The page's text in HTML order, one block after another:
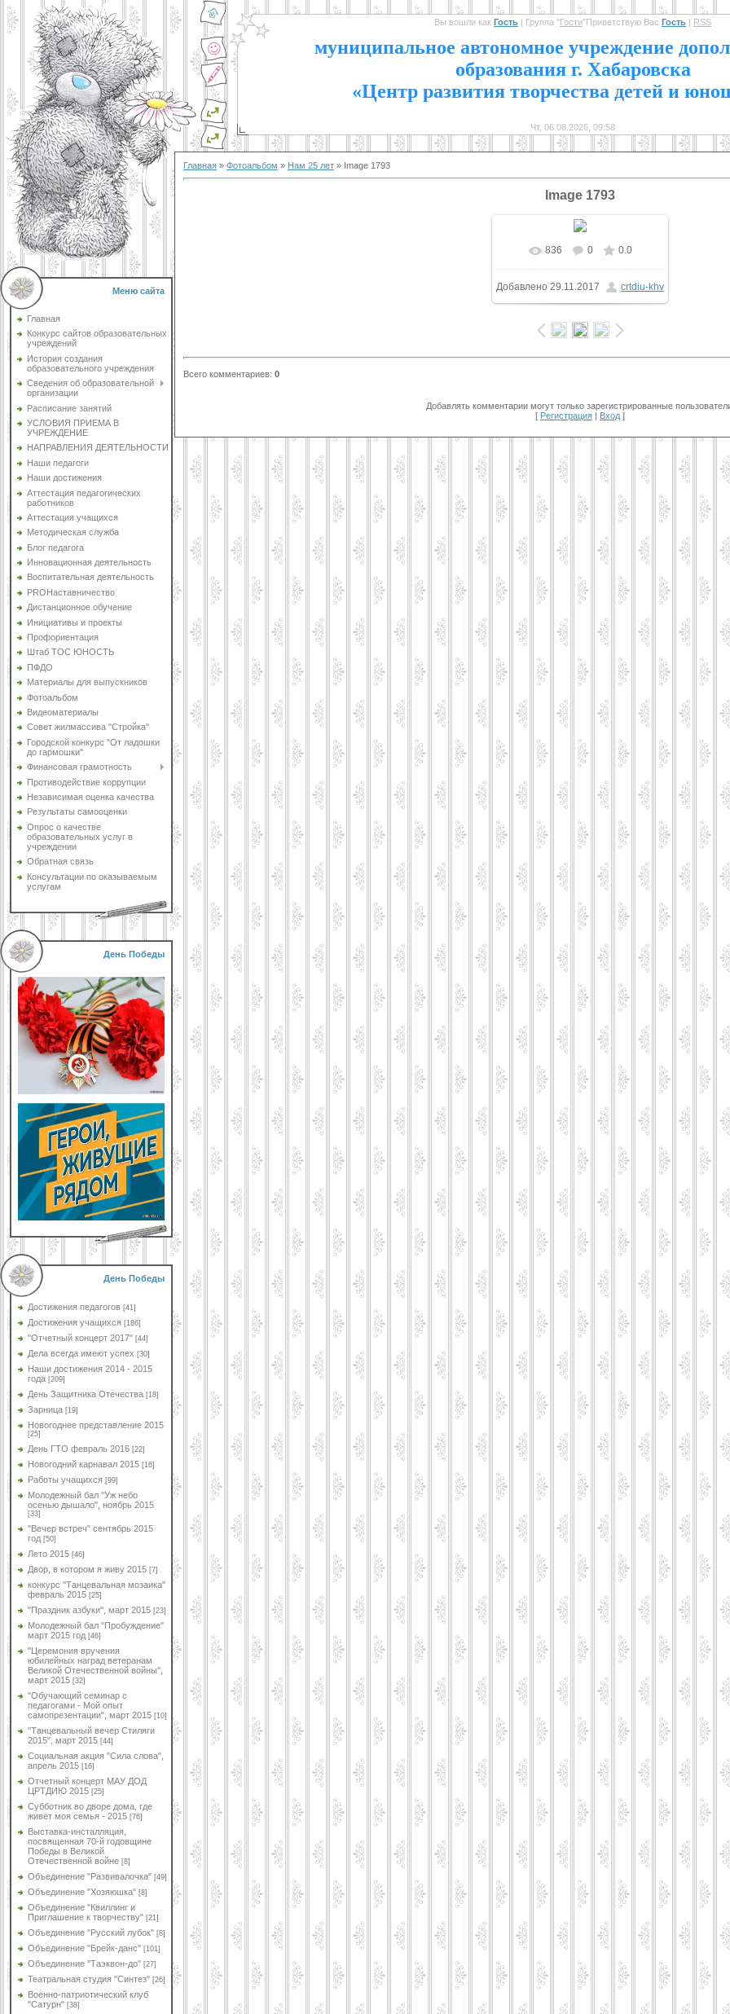
Меню сайта
Главная
Конкурс сайтов образовательных
учреждений
История создания
образовательного учреждения
Сведения об образовательной
организации
Расписание занятий
УСЛОВИЯ ПРИЕМА В
УЧРЕЖДЕНИЕ
НАПРАВЛЕНИЯ ДЕЯТЕЛЬНОСТИ
Наши педагоги
Наши достижения
Аттестация педагогических
работников
Аттестация учащихся
Методическая служба
Блог педагога
Инновационная деятельность
Воспитательная деятельность
PROНаставничество
Дистанционное обучение
Инициативы и проекты
Профориентация
Штаб ТОС ЮНОСТЬ
ПФДО
Материалы для выпускников
Фотоальбом
Видеоматериалы
Совет жилмассива "Стройка"
Городской конкурс "От ладошки
до гармошки"
Финансовая грамотность
Противодействие коррупции
Независимая оценка качества
Результаты самооценки
Опрос о качестве
образовательных услуг в
учреждении
Обратная связь
Консультации по оказываемым
услугам
День Победы
День Победы
Достижения педагогов [41]
Достижения учащихся [186]
"Отчетный концерт 2017" [44]
Дела всегда имеют успех [30]
Наши достижения 2014 - 2015
года [209]
День Защитника Отечества [18]
Зарница [19]
Новогоднее представление 2015
[25]
День ГТО февраль 2016 [22]
Новогодний карнавал 2015 [16]
Работы учащихся [99]
Молодежный бал "Уж небо
осенью дышало", ноябрь 2015
[33]
"Вечер встреч" сентябрь 2015
год [50]
Лето 2015 [46]
Двор, в котором я живу 2015 [7]
конкурс "Танцевальная мозаика"
февраль 2015 [25]
"Праздник азбуки", март 2015 [23]
Молодежный бал "Пробуждение"
март 2015 год [46]
"Церемония вручения
юбилейных наград ветеранам
Великой Отечественной войны",
март 2015 [32]
"Обучающий семинар с
педагогами - Мой опыт
самопрезентации", март 2015 [10]
"Танцевальный вечер Стиляги
2015", март 2015 [44]
Социальная акция "Сила слова",
апрель 2015 [16]
Отчетный концерт МАУ ДОД
ЦРТДИЮ 2015 [25]
Субботник во дворе дома, где
живет моя семья - 2015 [76]
Выставка-инсталляция,
посвященная 70-й годовщине
Победы в Великой
Отечественной войне [8]
Объединение "Развивалочка" [49]
Объединение "Хозяюшка" [8]
Объединение "Квиллинг и
Приглашение к творчеству" [21]
Объединение "Русский лубок" [8]
Объединение "Брейк-данс" [101]
Объединение "Таэквон-до" [27]
Театральная студия "Синтез" [26]
Военно-патриотический клуб
"Сатурн" [38]
Вы вошли как Гость | Группа "Гости"Приветствую Вас Гость | RSS
муниципальное автономное учреждение
образования г. Хабаровска
«Центр развития творчества детей и
Чт, 06.08.2026, 09:58
Главная » Фотоальбом » Нам 25 лет » Image 1793
Image 1793
В реальном размере
1600x1065/ 304.5Kb
836 0 0.0
Добавлено 29.11.2017 crtdiu-khv
Всего комментариев: 0
Добавлять комментарии могут только зарегистрированные
[ Регистрация | Вход ]